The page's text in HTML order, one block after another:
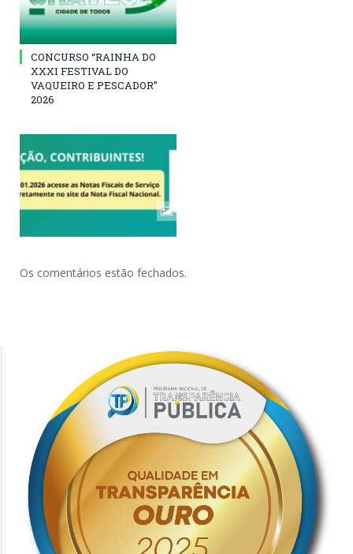
CONCURSO “RAINHA DO
XXXI FESTIVAL DO
VAQUEIRO E PESCADOR”
2026
Os comentários estão fechados.